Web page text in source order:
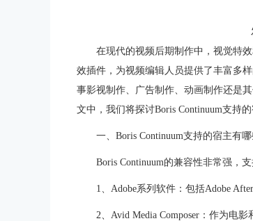
在现代的视频后期制作中，视觉特
效插件，为视频编辑人员提供了丰富多
事影视制作、广告制作、动画制作还是
文中，我们将探讨Boris Continuum支持
一、Boris Continuum支持的宿主有
Boris Continuum的兼容性非常强，
1、Adobe系列软件：包括Adobe
2、 Avid Media Composer：作为电